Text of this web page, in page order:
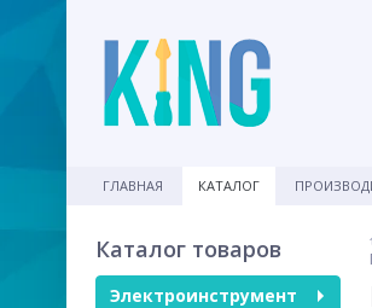
ГЛАВНАЯ КАТАЛОГ
Каталог товаров
Электроинструмент